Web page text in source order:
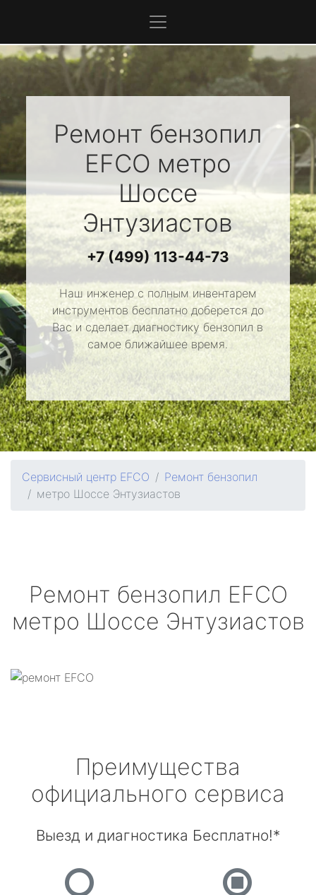
Ремонт бензопил
EFCO метро
Шоссе
Энтузиастов
+7 (499) 113-44-73
Наш инженер с полным инвентарем
инструментов бесплатно доберется до
Вас и сделает диагностику бензопил в
самое ближайшее время.
Сервисный центр EFCO
Ремонт бензопил
метро Шоссе Энтузиастов
Ремонт бензопил EFCO
метро Шоссе Энтузиастов
Преимущества
официального сервиса
Выезд и диагностика Бесплатно!*